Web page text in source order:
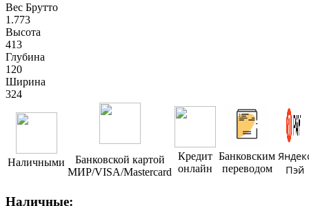
Вес Брутто
1.773
Высота
413
Глубина
120
Ширина
324
Наличными
Банковской картой
МИР/VISA/Mastercard
Кредит
онлайн
Банковским
переводом
Пэй
Наличные: